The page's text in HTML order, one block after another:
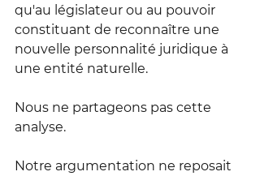
qu'au législateur ou au pouvoir
constituant de reconnaître une
nouvelle personnalité juridique à
une entité naturelle.
Nous ne partageons pas cette
analyse.
Notre argumentation ne reposait